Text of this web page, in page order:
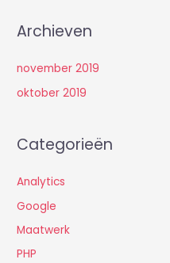
Archieven
november 2019
oktober 2019
Categorieën
Analytics
Google
Maatwerk
PHP